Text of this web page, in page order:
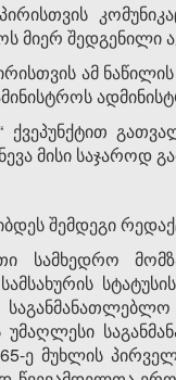
პირისთვის
მიერ შედგენილი
ამ
მისი საჯაროდ
შემდეგი
სამხედრო
უმაღლესი
65-ე მუხლის